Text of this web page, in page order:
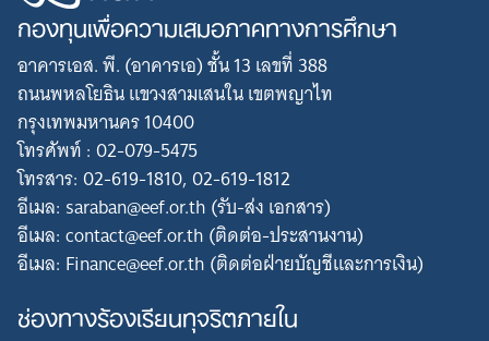
กองทุนเพื่อความเสมอภาคทางการศึกษา
อาคารเอส. พี. (อาคารเอ) ชั้น 13 เลขที่ 388
ถนนพหลโยธิน แขวงสามเสนใน เขตพญาไท
กรุงเทพมหานคร 10400
โทรศัพท์ : 02-079-5475
โทรสาร: 02-619-1810, 02-619-1812
อีเมล: saraban@eef.or.th (รับ-ส่ง เอกสาร)
อีเมล: contact@eef.or.th (ติดต่อ-ประสานงาน)
อีเมล: Finance@eef.or.th (ติดต่อฝ่ายบัญชีและการเงิน)
ช่องทางร้องเรียนทุจริตภายใน